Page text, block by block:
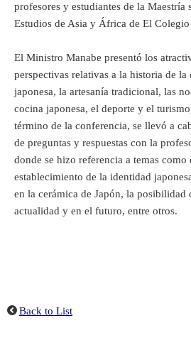
profesores y estudiantes de la Maestría
Estudios de Asia y África de El
El Ministro Manabe presentó los
perspectivas relativas a la historia de la
japonesa, la artesanía tradicional, las
cocina japonesa, el deporte y el
término de la conferencia, se llevó a
de preguntas y respuestas con la
donde se hizo referencia a temas como
establecimiento de la identidad
en la cerámica de Japón, la posibilidad
actualidad y en el futuro, entre otros.
Back to List